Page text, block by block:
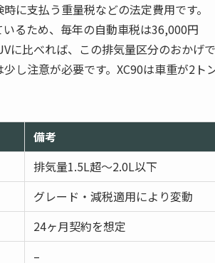
に支払う重量税などの法定費用です。
るため、毎年の自動車税は36,000円
に比べれば、この排気量区分のおかげで
し注意が必要です。XC90は車重が2ト
備考
排気量1.5L超〜2.0L以下
グレード・減税適用により変動
24ヶ月契約を想定
–